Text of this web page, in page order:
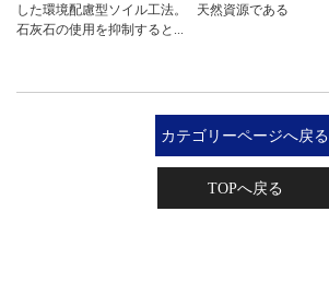
した環境配慮型ソイル工法。 天然資源である
石灰石の使用を抑制すると...
カテゴリーページへ戻る
TOPへ戻る